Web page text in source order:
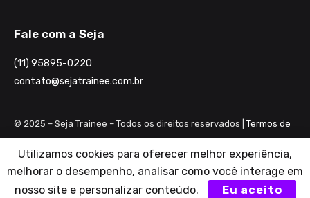
Fale com a Seja
(11) 95895-0220
contato@sejatrainee.com.br
© 2025 – Seja Trainee – Todos os direitos reservados | Termos de
Uso e Política de Privacidade
Razão Social: Seja seu Potencial Desenvolvimento Profissional
Ltda ME
CNPJ: 28.461.983/0001-82
Utilizamos cookies para oferecer melhor experiência,
melhorar o desempenho, analisar como você interage em
nosso site e personalizar conteúdo.
Eu aceito